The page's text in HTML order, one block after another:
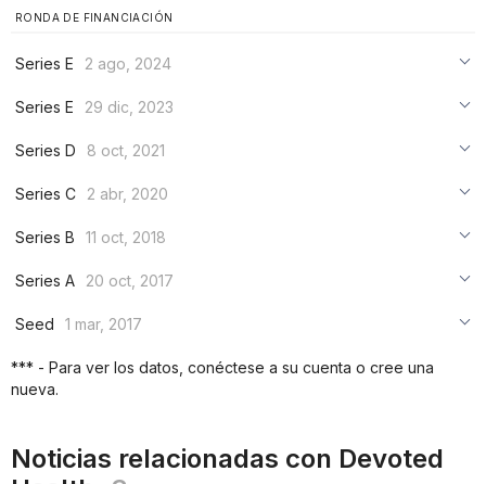
RONDA DE FINANCIACIÓN
Series E
2 ago, 2024
***
Series E
29 dic, 2023
***
Series D
8 oct, 2021
***
Series C
2 abr, 2020
***
Series B
11 oct, 2018
***
Series A
20 oct, 2017
***
Seed
1 mar, 2017
*** - Para ver los datos, conéctese a su cuenta o cree una
nueva.
Noticias relacionadas con Devoted